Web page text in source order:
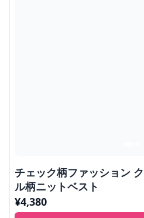
チェック柄ファッション
ル柄ニットベスト
¥4,380